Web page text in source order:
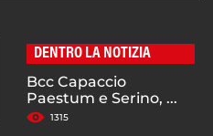
DENTRO LA NOTIZIA
Bcc Capaccio
Paestum e Serino, ...
1315